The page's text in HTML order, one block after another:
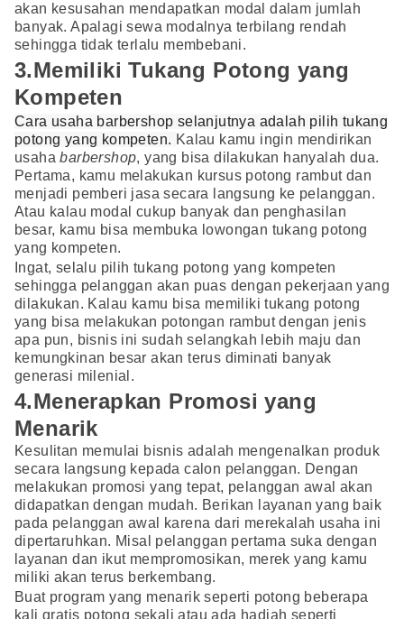
akan kesusahan mendapatkan modal dalam jumlah
banyak. Apalagi sewa modalnya terbilang rendah
sehingga tidak terlalu membebani.
3.Memiliki Tukang Potong yang
Kompeten
Cara usaha barbershop selanjutnya adalah pilih tukang
potong yang kompeten. Kalau kamu ingin mendirikan
usahabarbershop, yang bisa dilakukan hanyalah dua.
Pertama, kamu melakukan kursus potong rambut dan
menjadi pemberi jasa secara langsung ke pelanggan.
Atau kalau modal cukup banyak dan penghasilan
besar, kamu bisa membuka lowongan tukang potong
yang kompeten.
Ingat, selalu pilih tukang potong yang kompeten
sehingga pelanggan akan puas dengan pekerjaan yang
dilakukan. Kalau kamu bisa memiliki tukang potong
yang bisa melakukan potongan rambut dengan jenis
apa pun, bisnis ini sudah selangkah lebih maju dan
kemungkinan besar akan terus diminati banyak
generasi milenial.
4.Menerapkan Promosi yang
Menarik
Kesulitan memulai bisnis adalah mengenalkan produk
secara langsung kepada calon pelanggan. Dengan
melakukan promosi yang tepat, pelanggan awal akan
didapatkan dengan mudah. Berikan layanan yang baik
pada pelanggan awal karena dari merekalah usaha ini
dipertaruhkan. Misal pelanggan pertama suka dengan
layanan dan ikut mempromosikan, merek yang kamu
miliki akan terus berkembang.
Buat program yang menarik seperti potong beberapa
kali gratis potong sekali atau ada hadiah seperti